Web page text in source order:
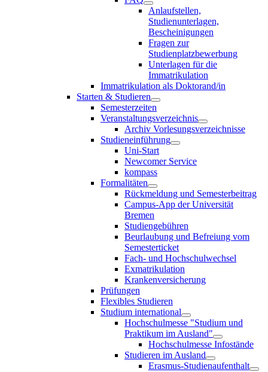
Anlaufstellen,
Studienunterlagen,
Bescheinigungen
Fragen zur
Studienplatzbewerbung
Unterlagen für die
Immatrikulation
Immatrikulation als Doktorand/in
Starten & Studieren
Semesterzeiten
Veranstaltungsverzeichnis
Archiv Vorlesungsverzeichnisse
Studieneinführung
Uni-Start
Newcomer Service
kompass
Formalitäten
Rückmeldung und Semesterbeitrag
Campus-App der Universität
Bremen
Studiengebühren
Beurlaubung und Befreiung vom
Semesterticket
Fach- und Hochschulwechsel
Exmatrikulation
Krankenversicherung
Prüfungen
Flexibles Studieren
Studium international
Hochschulmesse "Studium und
Praktikum im Ausland"
Hochschulmesse Infostände
Studieren im Ausland
Erasmus-Studienaufenthalt